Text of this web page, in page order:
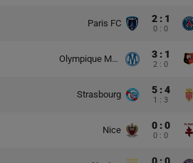
Paris FC 2 : 1
0 : 0
Olympique Marsylia 3 : 1
2 : 0
Strasbourg 5 : 4
1 : 3
Nice 0 : 0
0 : 0